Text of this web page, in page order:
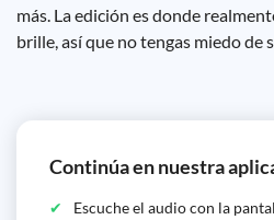
más. La edición es donde
brille, así que no tengas miedo de
Continúa en nuestra
Escuche el audio con la